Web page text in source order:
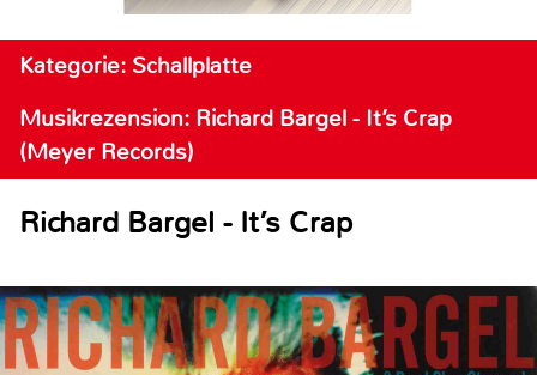
Kategorie: Schallplatte
Musikrezension: Richard Bargel - It’s Crap
(Meyer Records)
Richard Bargel - It’s Crap